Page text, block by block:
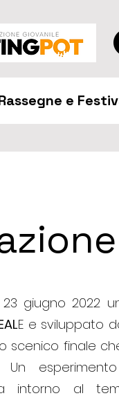
e
giugno 2022
E e sviluppato
scenico finale
Un
intorno al